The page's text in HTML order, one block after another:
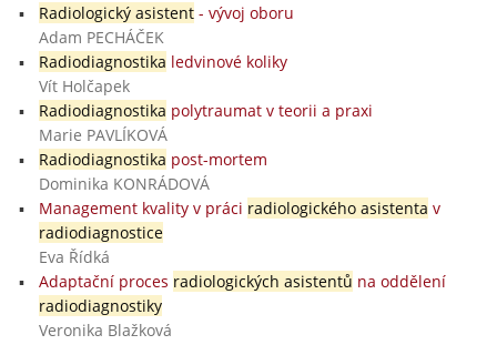
Radiologický asistent- vývoj oboru
Adam PECHÁČEK
Radiodiagnostika ledvinové koliky
Vít Holčapek
Radiodiagnostika polytraumat v teorii a praxi
Marie PAVLÍKOVÁ
Radiodiagnostika post-mortem
Dominika KONRÁDOVÁ
Management kvality v práci radiologického asistenta v
radiodiagnostice
Eva Řídká
Adaptační proces radiologických asistentů na oddělení
radiodiagnostiky
Veronika Blažková